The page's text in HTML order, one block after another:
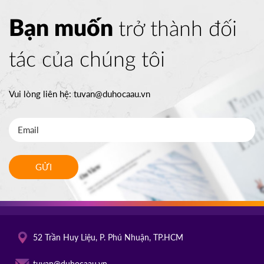
Bạn muốn trở thành đối
tác của chúng tôi
Vui lòng liên hệ:tuvan@duhocaau.vn
GỬI
52 Trần Huy Liệu, P. Phú Nhuận, TP.HCM